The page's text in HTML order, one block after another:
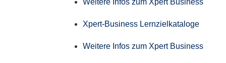
Weitere Infos zum Xpert Business
Xpert-Business Lernzielkataloge
Weitere Infos zum Xpert Business